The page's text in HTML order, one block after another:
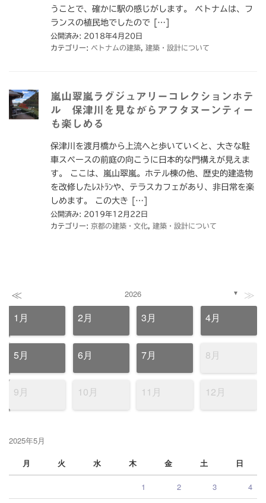
うことで、確かに駅の感じがします。 ベトナムは、フ
ランスの植民地でしたので […]
公開済み: 2018年4月20日
カテゴリー: ベトナムの建築 建築・設計について
嵐山翠嵐ラグジュアリーコレクションホテ
ル 保津川を見ながらアフタヌーンティー
も楽しめる
保津川を渡月橋から上流へと歩いていくと、大きな駐
車スペースの前庭の向こうに日本的な門構えが見えま
す。 ここは、嵐山翠嵐。ホテル棟の他、歴史的建造物
を改修したﾚｽﾄﾗﾝや、テラスカフェがあり、非日常を楽
しめます。 この大き […]
公開済み: 2019年12月22日
カテゴリー: 京都の建築・文化 建築・設計について
≪ 2026 ▼ ≫
1月 2月 3月 4月
5月 6月 7月 8月
9月 10月 11月 12月
2025年5月
月
火 水 木 金 土 日
1 2 3 4